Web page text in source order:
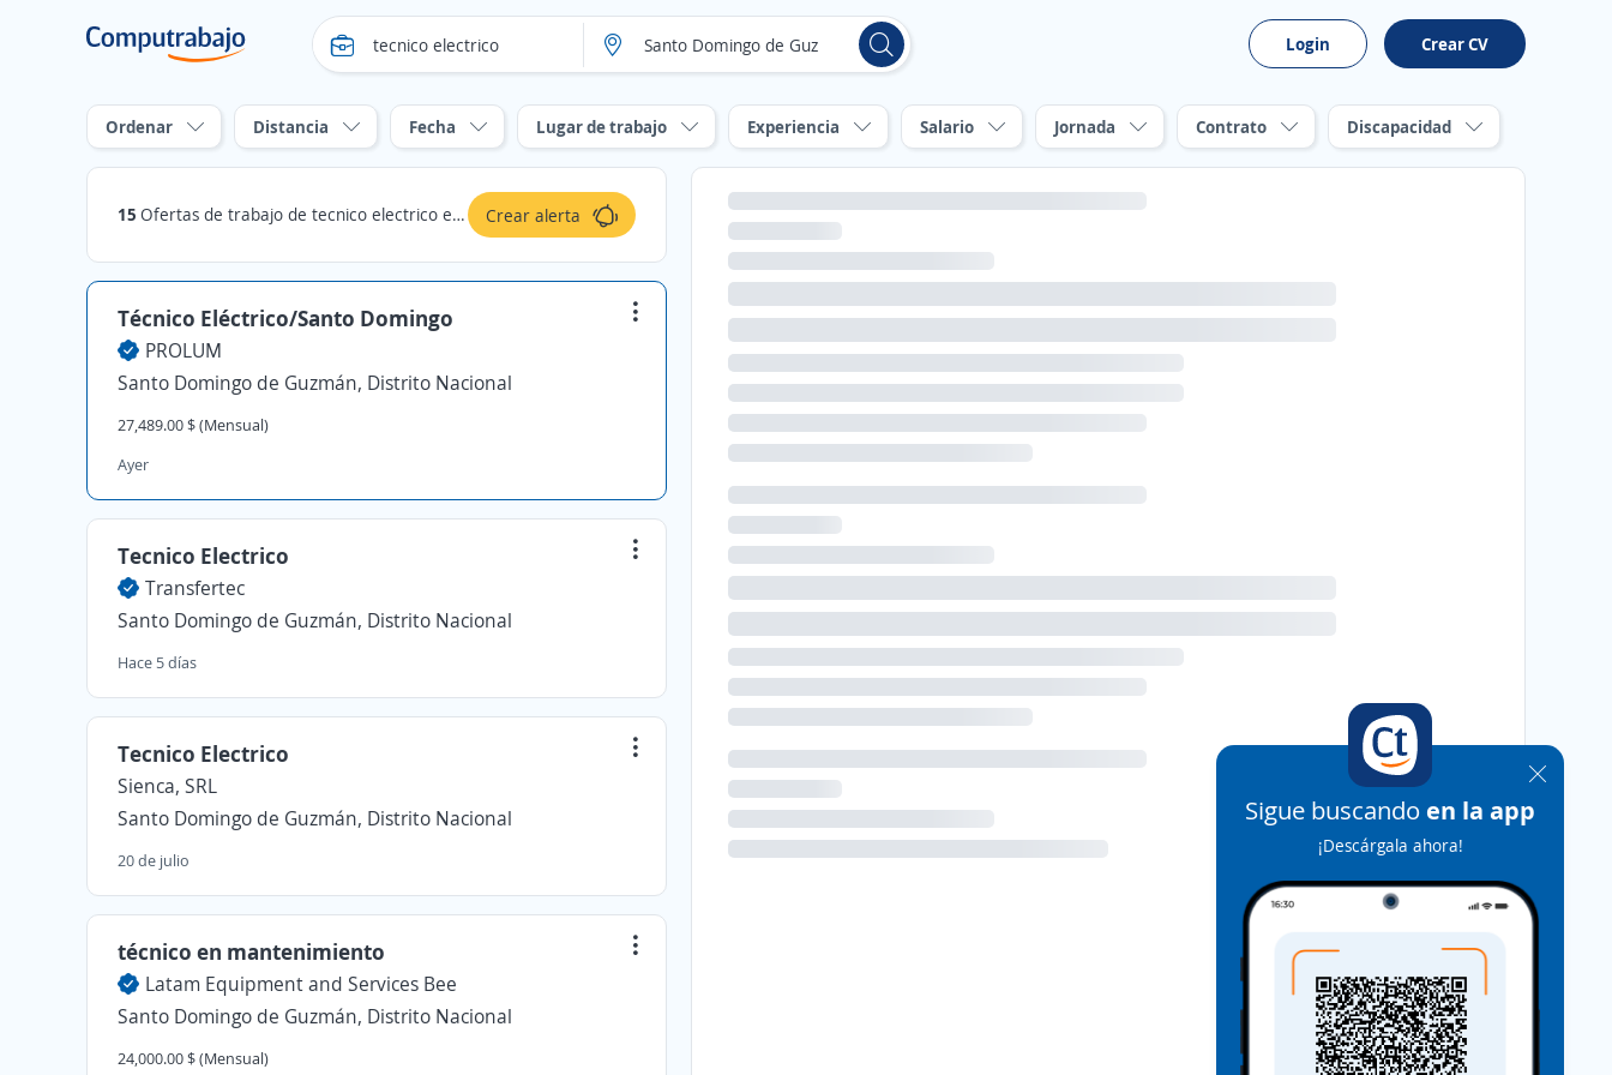
Login Crear CV
Ordenar Distancia Fecha Lugar de trabajo Experiencia Salario Jornada Contrato Discapacidad
15 Ofertas de trabajo de tecnico electrico en Santo Domingo de Guzmán, Distrito Nacional Crear alerta
Técnico Eléctrico/Santo Domingo
PROLUM
Santo Domingo de Guzmán, Distrito Nacional
27,489.00 $ (Mensual)
Ayer
Tecnico Electrico
Transfertec
Santo Domingo de Guzmán, Distrito Nacional
Hace 5 días
Tecnico Electrico
Sienca, SRL
Santo Domingo de Guzmán, Distrito Nacional
20 de julio
técnico en mantenimiento
Latam Equipment and Services Bee
Santo Domingo de Guzmán, Distrito Nacional
24,000.00 $ (Mensual)
Sigue buscando en la app
¡Descárgala ahora!